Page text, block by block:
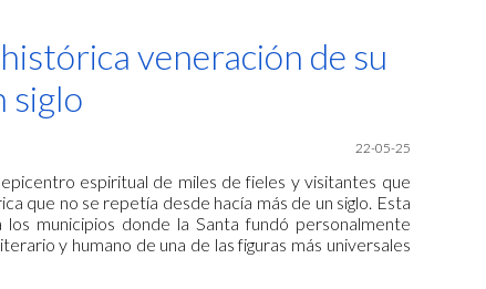
veneración de su
siglo
22-05-25
espiritual de miles de fieles y visitantes que
que no se repetía desde hacía más de un siglo. Esta
municipios donde la Santa fundó personalmente
y humano de una de las figuras más universales